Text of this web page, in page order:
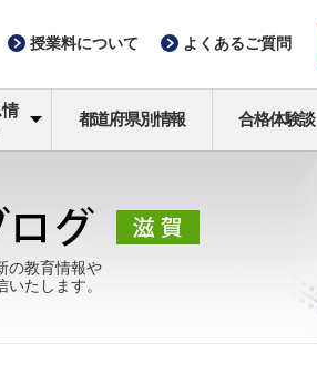
授業料について よくあるご質問
情
都道府県別情報 合格体験談
の教育情報や
たします。